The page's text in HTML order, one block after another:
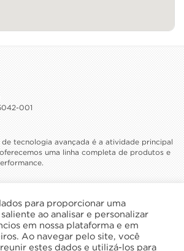
001
tecnologia avançada é a atividade principal
uma linha completa de produtos e
para proporcionar uma
ao analisar e personalizar
em nossa plataforma e em
Ao navegar pelo site, você
estes dados e utilizá-los para